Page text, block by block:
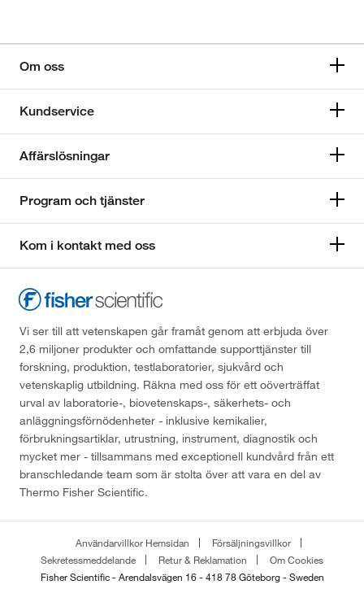
Om oss
Kundservice
Affärslösningar
Program och tjänster
Kom i kontakt med oss
Vi ser till att vetenskapen går framåt genom att erbjuda över
2,6 miljoner produkter och omfattande supporttjänster till
forskning, produktion, testlaboratorier, sjukvård och
vetenskaplig utbildning. Räkna med oss för ett oöverträffat
urval av laboratorie-, biovetenskaps-, säkerhets- och
anläggningsförnödenheter - inklusive kemikalier,
förbrukningsartiklar, utrustning, instrument, diagnostik och
mycket mer - tillsammans med exceptionell kundvård från ett
branschledande team som är stolta över att vara en del av
Thermo Fisher Scientific.
Användarvillkor Hemsidan
Försäljningsvillkor
Sekretessmeddelande
Retur & Reklamation
Om Cookies
Fisher Scientific - Arendalsvägen 16 - 418 78 Göteborg - Sweden